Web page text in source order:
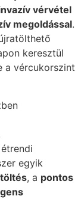
vérvétel
megoldással.
keresztül
a vércukorszint
egyik
, a pontos